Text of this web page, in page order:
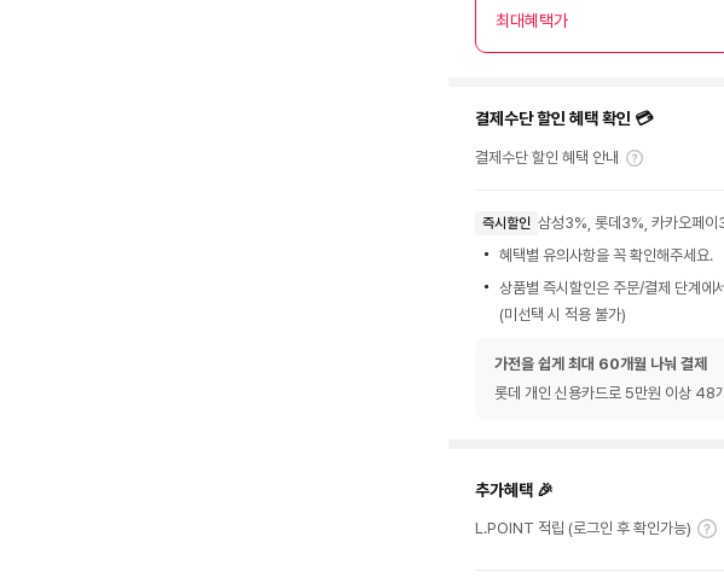
최대혜택가
결제수단 할인 혜택 확인 💳
결제수단 할인 혜택 안내
즉시할인 삼성3%, 롯데3%, 카카오페
혜택별 유의사항을 꼭 확인해주세요.
상품별 즉시할인은 주문/결제 단계에
(미선택 시 적용 불가)
가전을 쉽게 최대 60개월 나눠 결제
롯데 개인 신용카드로 5만원 이상 48
추가혜택 🎉
L.POINT 적립 (로그인 후 확인가능)